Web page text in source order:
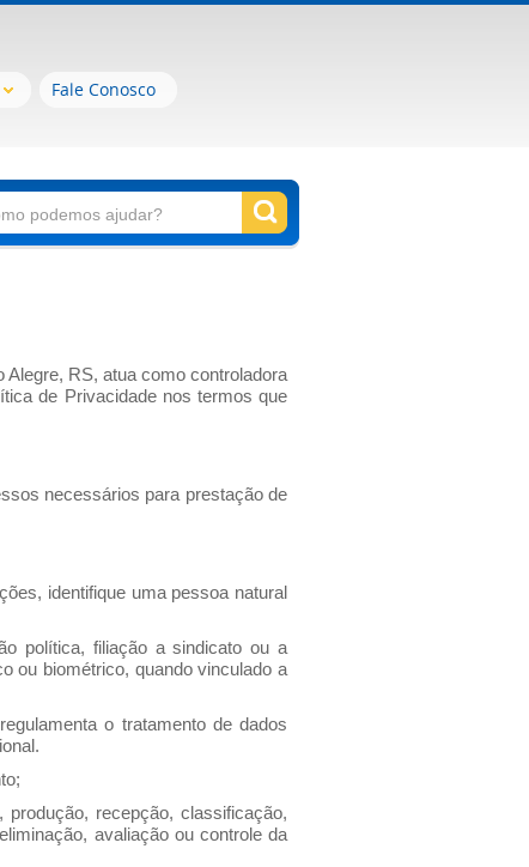
Fale Conosco
RS, atua como controladora
de Privacidade nos termos que
necessários para prestação de
identifique uma pessoa natural
política, filiação a sindicato ou a
ou biométrico, quando vinculado a
o tratamento de dados
recepção, classificação,
avaliação ou controle da